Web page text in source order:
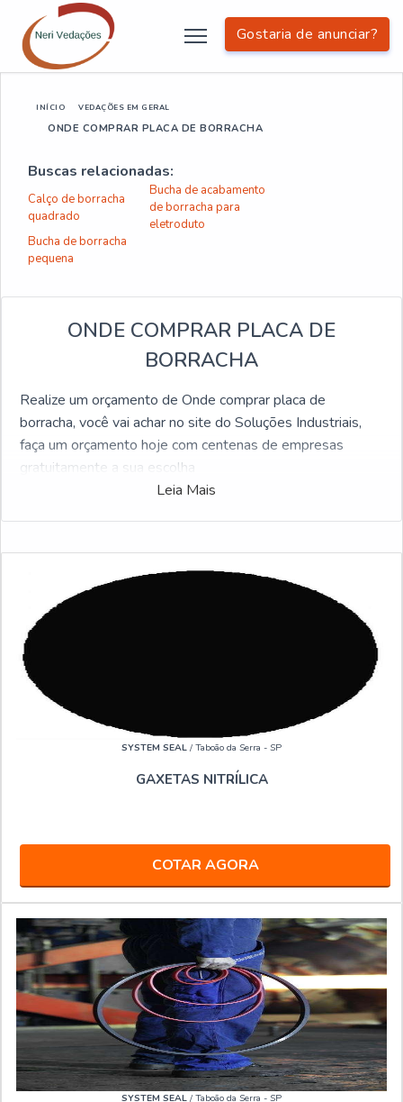
Gostaria de anunciar?
INÍCIO VEDAÇÕES EM GERAL
ONDE COMPRAR PLACA DE BORRACHA
Buscas relacionadas:
Calço de borracha
quadrado
Bucha de acabamento
de borracha para
eletroduto
Bucha de borracha
pequena
ONDE COMPRAR PLACA DE
BORRACHA
Realize um orçamento de Onde comprar placa de
borracha, você vai achar no site do Soluções Industriais,
faça um orçamento hoje com centenas de empresas
gratuitamente a sua escolha
é o portal business to business mais interativo do
segmento industrial. Para solicitar uma cotação de Onde
comprar placa de borracha, clique em um dos
fornecedores a seguir:
Leia Mais
SYSTEM SEAL / Taboão da Serra - SP
GAXETAS NITRÍLICA
COTAR AGORA
SYSTEM SEAL / Taboão da Serra - SP